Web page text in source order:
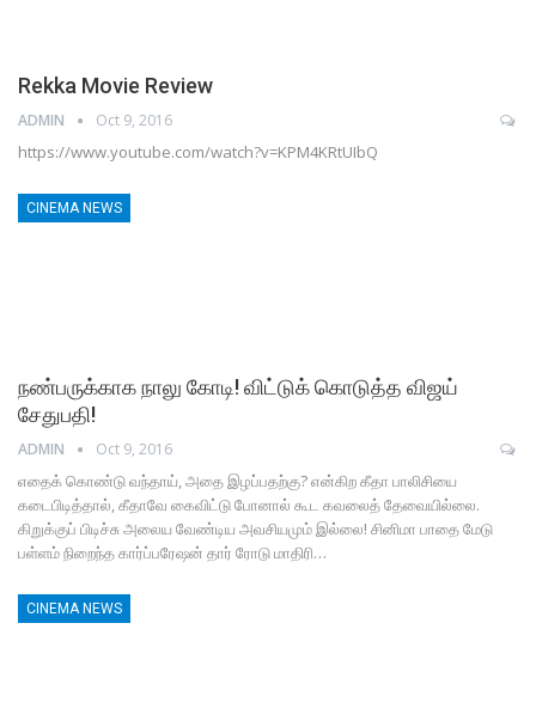
Rekka Movie Review
ADMIN Oct 9, 2016
https://www.youtube.com/watch?v=KPM4KRtUIbQ
CINEMA NEWS
நண்பருக்காக நாலு கோடி! விட்டுக் கொடுத்த விஜய்
சேதுபதி!
ADMIN Oct 9, 2016
எதைக் கொண்டு வந்தாய், அதை இழப்பதற்கு? என்கிற கீதா பாலிசியை
கடைபிடித்தால், கீதாவே கைவிட்டு போனால் கூட கவலைத் தேவையில்லை.
கிறுக்குப் பிடிச்சு அலைய வேண்டிய அவசியமும் இல்லை! சினிமா பாதை மேடு
பள்ளம் நிறைந்த கார்ப்பரேஷன் தார் ரோடு மாதிரி…
CINEMA NEWS